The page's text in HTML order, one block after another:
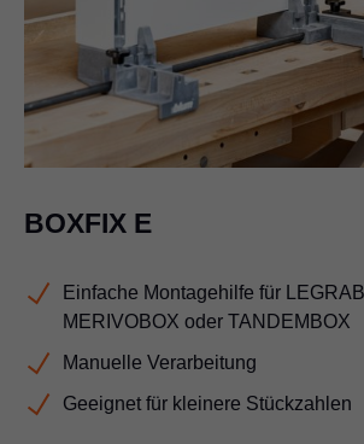
BOXFIX E
Einfache Montagehilfe für
MERIVOBOX oder TANDEMBOX
Manuelle Verarbeitung
Geeignet für kleinere Stückzahlen